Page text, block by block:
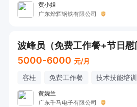
黄小姐
广东烨辉钢铁有限公司
5000-6000 元/月
容桂 免费工作餐 技术技能培训
黄婉兰
广东千马电子有限公司